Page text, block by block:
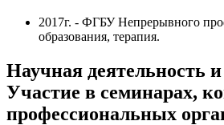
2017г. - ФГБУ Непрерывного
образования, терапия.
Научная деятельность
Участие в семинарах,
профессиональных